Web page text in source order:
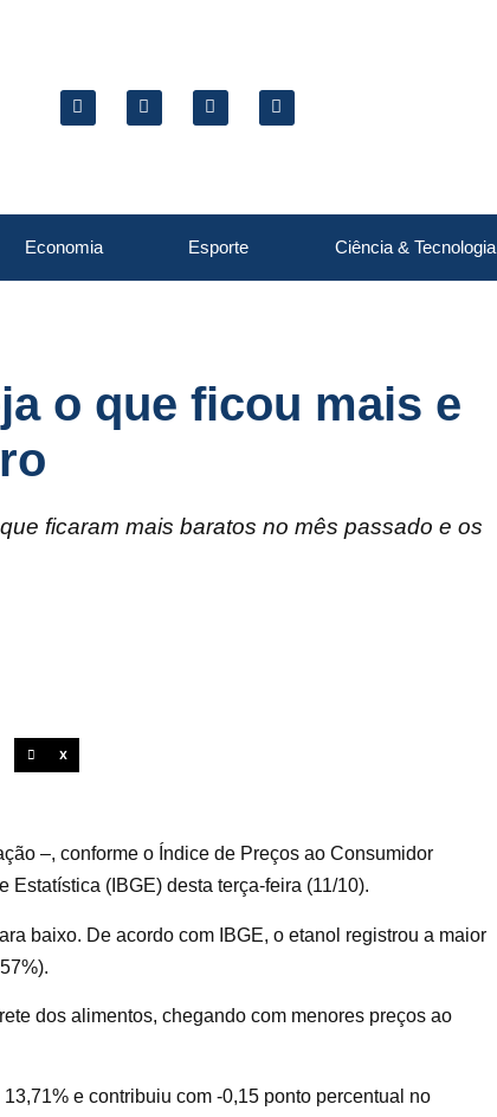
Economia Esporte Ciência & Tecnologia
o que ficou mais e
ficaram mais baratos no mês passado e os
X
–, conforme o Índice de Preços ao Consumidor
(IBGE) desta terça-feira (11/10).
baixo. De acordo com IBGE, o etanol registrou a maior
dos alimentos, chegando com menores preços ao
e contribuiu com -0,15 ponto percentual no